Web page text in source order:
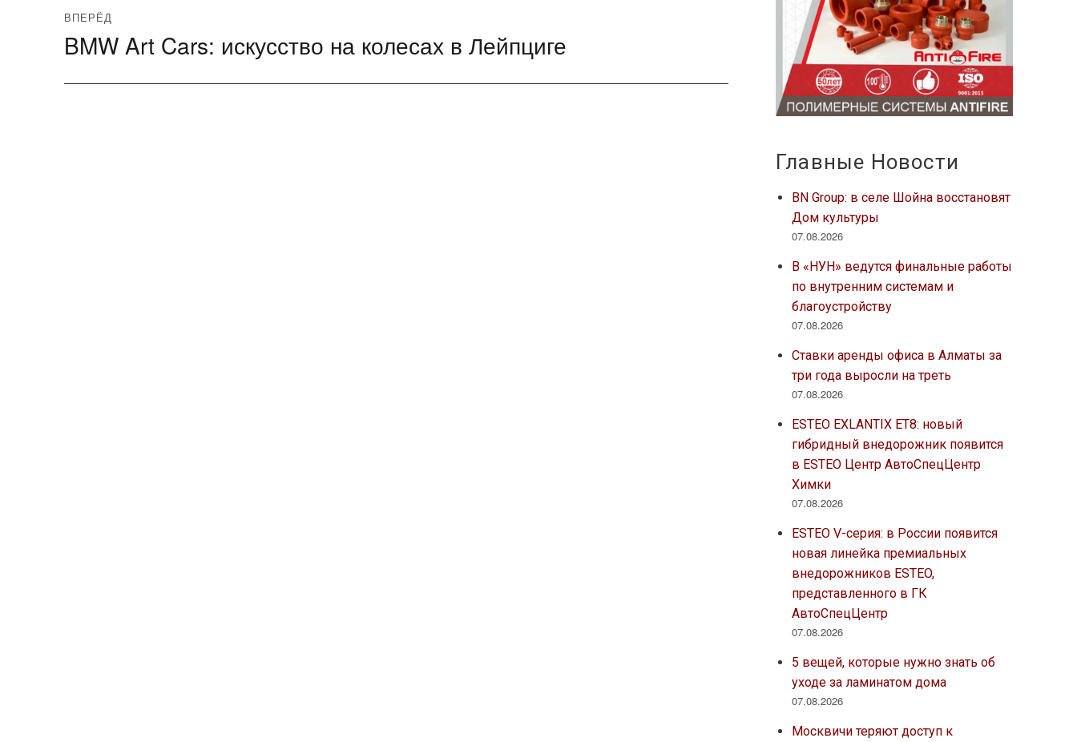
ВПЕРЁД
Следующая
BMW Art Cars: искусство на колесах в Лейпциге
Главные Новости
BN Group: в селе Шойна восстановят
Дом культуры
07.08.2026
В «НУН» ведутся финальные работы
по внутренним системам и
благоустройству
07.08.2026
Ставки аренды офиса в Алматы за
три года выросли на треть
07.08.2026
ESTEO EXLANTIX ET8: новый
гибридный внедорожник появится
в ESTEO Центр АвтоСпецЦентр
Химки
07.08.2026
ESTEO V-серия: в России появится
новая линейка премиальных
внедорожников ESTEO,
представленного в ГК
АвтоСпецЦентр
07.08.2026
5 вещей, которые нужно знать об
уходе за ламинатом дома
07.08.2026
Москвичи теряют доступ к